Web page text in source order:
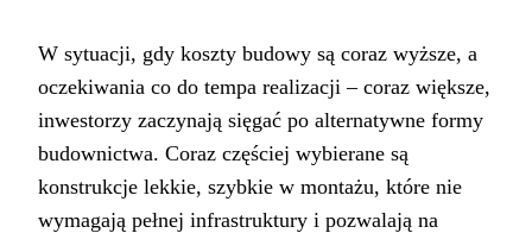
W sytuacji, gdy koszty budowy są coraz wyższe, a
oczekiwania co do tempa realizacji – coraz większe,
inwestorzy zaczynają sięgać po alternatywne formy
budownictwa. Coraz częściej wybierane są
konstrukcje lekkie, szybkie w montażu, które nie
wymagają pełnej infrastruktury i pozwalają na